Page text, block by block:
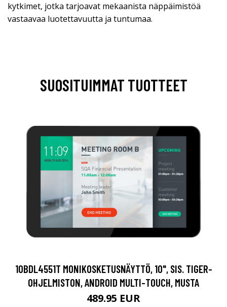
kytkimet, jotka tarjoavat mekaanista näppäimistöä
vastaavaa luotettavuutta ja tuntumaa.
SUOSITUIMMAT TUOTTEET
10BDL4551T MONIKOSKETUSNÄYTTÖ, 10", SIS. TIGER-
OHJELMISTON, ANDROID MULTI-TOUCH, MUSTA
489.95 EUR